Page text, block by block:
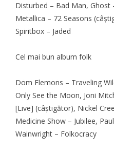
Disturbed – Bad Man,
Metallica – 72 Seasons
Spiritbox – Jaded
Cel mai bun album folk
Dom Flemons – Traveling
Only See the Moon, Joni
[Live] (câştigător), Nickel
Medicine Show – Jubilee,
Wainwright – Folkocracy